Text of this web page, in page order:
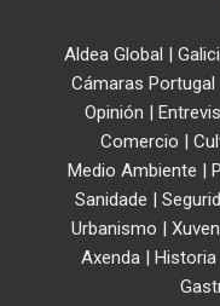
Aldea Global |
Cámaras Portugal
Opinión |
Comercio |
Medio Ambiente |
Sanidade |
Urbanismo |
Axenda | Historia